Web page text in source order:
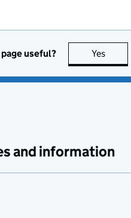
useful? Yes this
and information